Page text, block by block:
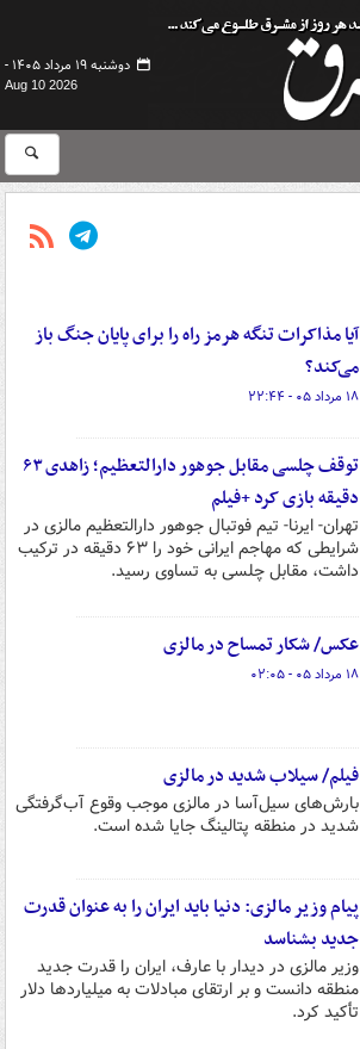
دوشنبه ۱۹ مرداد ۱۴۰۵ -
Aug 10 2026
آیا مذاکرات تنگه هرمز راه را برای پایان جنگ باز
می‌کند؟
۱۸ مرداد ۰۵ - ۲۲:۴۴
توقف چلسی مقابل جوهور دارالتعظیم؛ زاهدی ۶۳
دقیقه بازی کرد +فیلم
تهران- ایرنا- تیم فوتبال جوهور دارالتعظیم مالزی در
شرایطی که مهاجم ایرانی خود را ۶۳ دقیقه در ترکیب
داشت، مقابل چلسی به تساوی رسید.
عکس/ شکار تمساح در مالزی
۱۸ مرداد ۰۵ - ۰۲:۰۵
فیلم/ سیلاب شدید در مالزی
بارش‌های سیل‌آسا در مالزی موجب وقوع آب‌گرفتگی
شدید در منطقه پتالینگ جایا شده است.
پیام وزیر مالزی: دنیا باید ایران را به عنوان قدرت
جدید بشناسد
وزیر مالزی در دیدار با عارف، ایران را قدرت جدید
منطقه دانست و بر ارتقای مبادلات به میلیاردها دلار
تأکید کرد.